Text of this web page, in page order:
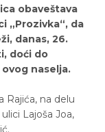
obaveštava
„Prozivka“, da
danas, 26.
doći do
naselja.
Rajića, na delu
Lajoša Joa,